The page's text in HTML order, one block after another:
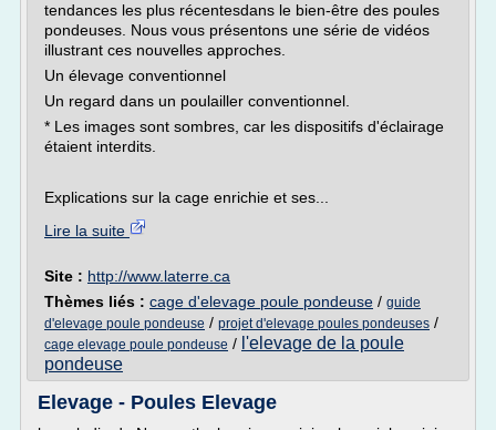
tendances les plus récentesdans le bien-être des poules
pondeuses. Nous vous présentons une série de vidéos
illustrant ces nouvelles approches.
Un élevage conventionnel
Un regard dans un poulailler conventionnel.
* Les images sont sombres, car les dispositifs d'éclairage
étaient interdits.
Explications sur la cage enrichie et ses...
Lire la suite
Site : http://www.laterre.ca
Thèmes liés : cage d'elevage poule pondeuse / guide
d'elevage poule pondeuse / projet d'elevage poules pondeuses /
cage elevage poule pondeuse / l'elevage de la poule
pondeuse
Elevage - Poules Elevage